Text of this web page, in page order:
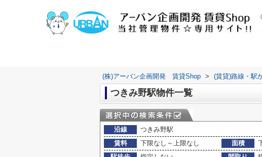
(株)アーバン企画開発 賃貸Shop > (賃貸)路線・駅
つきみ野駅物件一覧
沿線
つきみ野駅
賃料
下限なし～上限なし 面積